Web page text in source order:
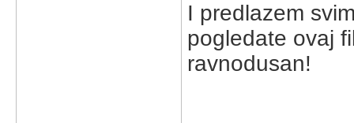
I predlazem
pogledate ovaj
ravnodusan!